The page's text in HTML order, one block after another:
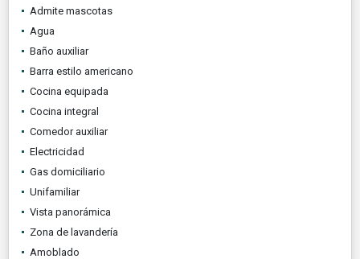
Admite mascotas
Agua
Baño auxiliar
Barra estilo americano
Cocina equipada
Cocina integral
Comedor auxiliar
Electricidad
Gas domiciliario
Unifamiliar
Vista panorámica
Zona de lavandería
Amoblado